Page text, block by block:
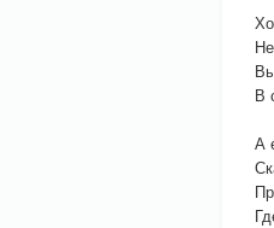
В
А